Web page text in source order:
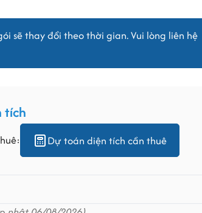
sẽ thay đổi theo thời gian. Vui lòng liên hệ
tích
Dự toán diện tích cần thuê